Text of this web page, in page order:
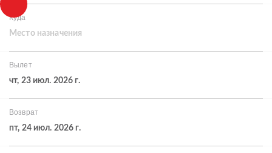
Куда
Место назначения
Вылет
чт, 23 июл. 2026 г.
Возврат
пт, 24 июл. 2026 г.